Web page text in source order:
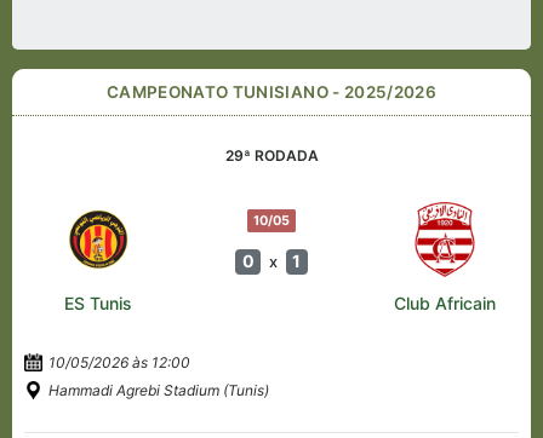
CAMPEONATO TUNISIANO - 2025/2026
29ª RODADA
10/05
0 x 1
ES Tunis Club Africain
10/05/2026 às 12:00
Hammadi Agrebi Stadium (Tunis)